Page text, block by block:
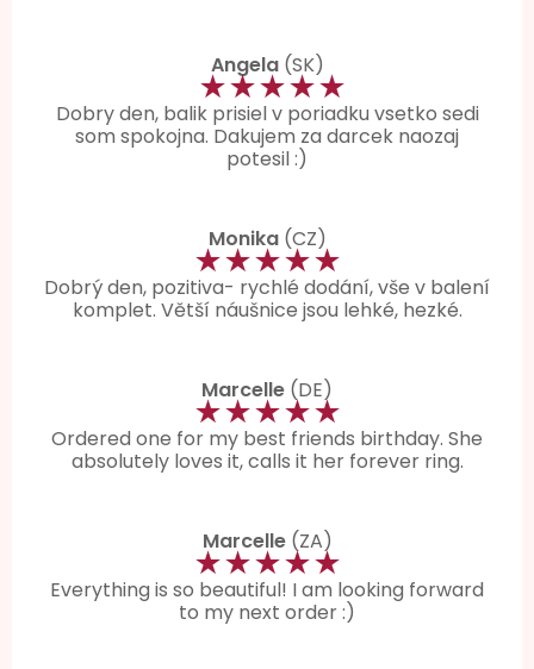
Angela(SK)
★★★★★
Dobry den, balik prisiel v poriadku vsetko sedi
som spokojna. Dakujem za darcek naozaj
potesil :)
Monika(CZ)
★★★★★
Dobrý den, pozitiva- rychlé dodání, vše v balení
komplet. Větší náušnice jsou lehké, hezké.
Marcelle (DE)
★★★★★
Ordered one for my best friends birthday. She
absolutely loves it, calls it her forever ring.
Marcelle(ZA)
★★★★★
Everything is so beautiful! I am looking forward
to my next order :)